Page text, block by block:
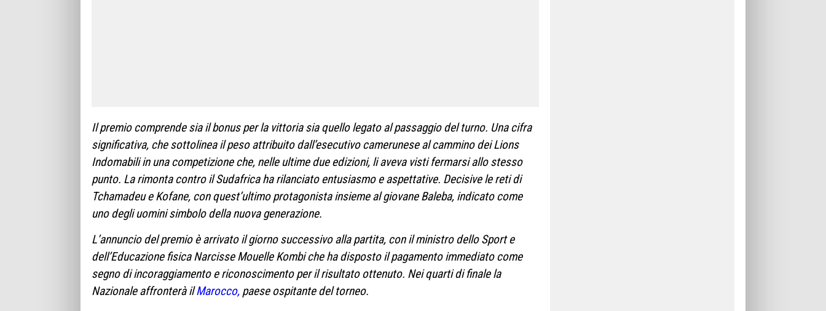
Il premio comprende sia il bonus per la vittoria sia quello legato al passaggio del turno. Una cifra
significativa, che sottolinea il peso attribuito dall’esecutivo camerunese al cammino dei Lions
Indomabili in una competizione che, nelle ultime due edizioni, li aveva visti fermarsi allo stesso
punto. La rimonta contro il Sudafrica ha rilanciato entusiasmo e aspettative. Decisive le reti di
Tchamadeu e Kofane, con quest’ultimo protagonista insieme al giovane Baleba, indicato come
uno degli uomini simbolo della nuova generazione.
L’annuncio del premio è arrivato il giorno successivo alla partita, con il ministro dello Sport e
dell’Educazione fisica Narcisse Mouelle Kombi che ha disposto il pagamento immediato come
segno di incoraggiamento e riconoscimento per il risultato ottenuto. Nei quarti di finale la
Nazionale affronterà ilMarocco, paese ospitante del torneo.